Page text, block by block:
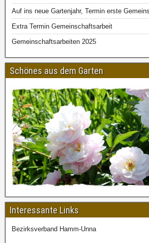
Auf ins neue Gartenjahr, Termin erste
Extra Termin Gemeinschaftsarbeit
Gemeinschaftsarbeiten 2025
Schönes aus dem Garten
Interessante Links
Bezirksverband Hamm-Unna